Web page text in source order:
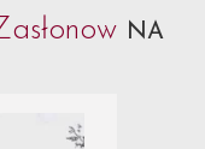
NA